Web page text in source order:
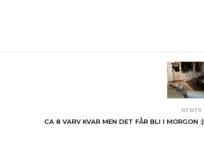
NEWER
CA 8 VARV KVAR MEN DET FÅR BLI I MORGON :)